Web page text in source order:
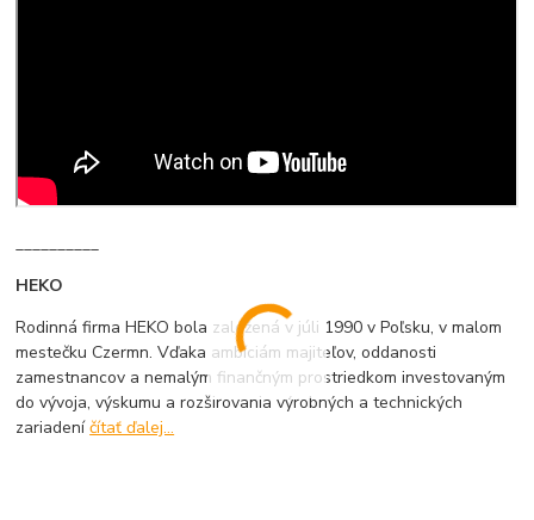
__________
HEKO
Rodinná firma HEKO bola založená v júli 1990 v Poľsku, v malom
mestečku Czermn. Vďaka ambíciám majiteľov, oddanosti
zamestnancov a nemalým finančným prostriedkom investovaným
do vývoja, výskumu a rozširovania výrobných a technických
zariadeníčítať ďalej...